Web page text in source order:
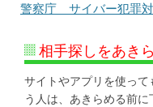
警察庁 サイバー犯罪
相手探しをあき
サイトやアプリを使っ
う人は、あきらめる前